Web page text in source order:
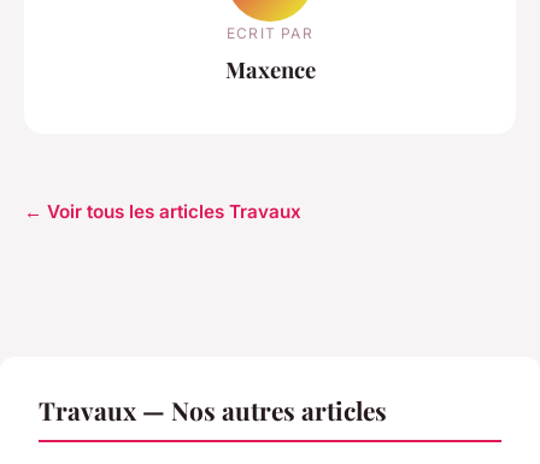
ECRIT PAR
Maxence
← Voir tous les articles Travaux
Travaux — Nos autres articles